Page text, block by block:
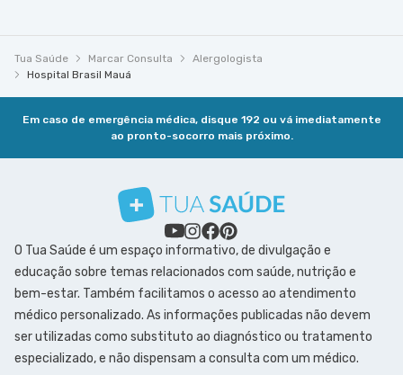
Tua Saúde Marcar Consulta
Alergologista
Hospital Brasil Mauá
Em caso de emergência médica, disque 192 ou vá imediatamente
ao pronto-socorro mais próximo.
O Tua Saúde é um espaço informativo, de divulgação e
educação sobre temas relacionados com saúde, nutrição e
bem-estar. Também facilitamos o acesso ao atendimento
médico personalizado. As informações publicadas não devem
ser utilizadas como substituto ao diagnóstico ou tratamento
especializado, e não dispensam a consulta com um médico.